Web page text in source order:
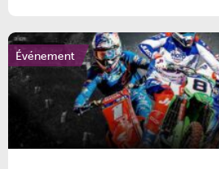
Événement